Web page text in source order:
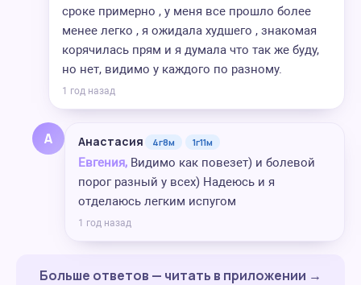
сроке примерно , у меня все прошло более
менее легко , я ожидала худшего , знакомая
корячилась прям и я думала что так же буду,
но нет, видимо у каждого по разному.
1 год назад
А Анастасия 4г8м 1г11м
Евгения, Видимо как повезет) и болевой
порог разный у всех) Надеюсь и я
отделаюсь легким испугом
1 год назад
Больше ответов — читать в приложении →